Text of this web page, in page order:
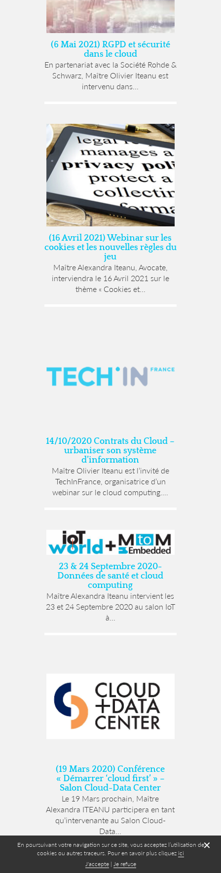
✕
En poursuivant votre navigation sur ce site, vous acceptez l’utilisation de
cookies ou autres traceurs. Pour en savoir plus cliquez ici
J'accepte| Je refuse
(6 Mai 2021) RGPD et sécurité
dans le cloud
En partenariat avec la Société Rohde &
Schwarz, Maître Olivier Iteanu est
intervenu dans...
(16 Avril 2021) Webinar sur les
cookies et les nouvelles règles du
jeu
Maître Alexandra Iteanu, Avocate,
interviendra le 16 Avril 2021 sur le
thème « Cookies et...
14/10/2020 Contrats du Cloud –
urbaniser son système
d’information
Maître Olivier Iteanu est l’invité de
TechInFrance, organisatrice d’un
webinar sur le cloud computing....
23 & 24 Septembre 2020-
Données de santé et cloud
computing
Maître Alexandra Iteanu intervient les
23 et 24 Septembre 2020 au salon IoT
à...
(19 Mars 2020) Conférence
« Démarrer ‘cloud first’ » –
Salon Cloud-Data Center
Le 19 Mars prochain, Maître
Alexandra ITEANU participera en tant
qu’intervenante au Salon Cloud-
Data...